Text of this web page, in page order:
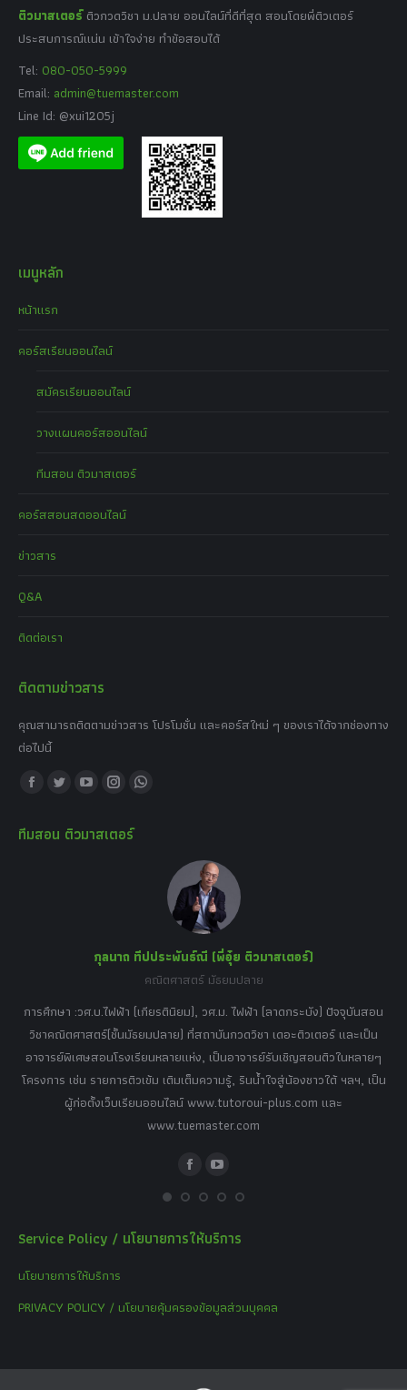
ติวมาสเตอร์ ติวกวดวิชา ม.ปลาย ออนไลน์ที่ดีที่สุด สอนโดยพี่ติวเตอร์
ประสบการณ์แน่น เข้าใจง่าย ทำข้อสอบได้
Tel: 080-050-5999
Email: admin@tuemaster.com
Line Id: @xui1205j
เมนูหลัก
หน้าแรก
คอร์สเรียนออนไลน์
สมัครเรียนออนไลน์
วางแผนคอร์สออนไลน์
ทีมสอน ติวมาสเตอร์
คอร์สสอนสดออนไลน์
ข่าวสาร
Q&A
ติดต่อเรา
ติดตามข่าวสาร
คุณสามารถติดตามข่าวสาร โปรโมชั่น และคอร์สใหม่ ๆ ของเราได้จากช่องทาง
ต่อไปนี้
Find us on:
Facebook
opens
Twitter
opens
YouTube
opens
Instagram
opens
Whatsapp
window
ทีมสอน ติวมาสเตอร์
กุลนาถ ทีปประพันธ์ณี (พี่อุ๋ย ติวมาสเตอร์)
คณิตศาสตร์ มัธยมปลาย
การศึกษา :วศ.บ.ไฟฟ้า (เกียรตินิยม), วศ.ม. ไฟฟ้า (ลาดกระบัง) ปัจจุบันสอน
วิชาคณิตศาสตร์(ชั้นมัธยมปลาย) ที่สถาบันกวดวิชา เดอะติวเตอร์ และเป็น
อาจารย์พิเศษสอนโรงเรียนหลายแห่ง, เป็นอาจารย์รับเชิญสอนติวในหลายๆ
โครงการ เช่น รายการติวเข้ม เติมเต็มความรู้, รินน้ำใจสู่น้องชาวใต้ ฯลฯ, เป็น
ผู้ก่อตั้งเว็บเรียนออนไลน์ www.tutoroui-plus.com และ
www.tuemaster.com
FacebookYouTube
Service Policy / นโยบายการให้บริการ
นโยบายการให้บริการ
PRIVACY POLICY / นโยบายคุ้มครองข้อมูลส่วนบุคคล